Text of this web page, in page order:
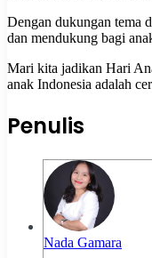
Dengan dukungan tema
dan mendukung bagi
Mari kita jadikan Hari
anak Indonesia adalah
Penulis
Nada Gamara